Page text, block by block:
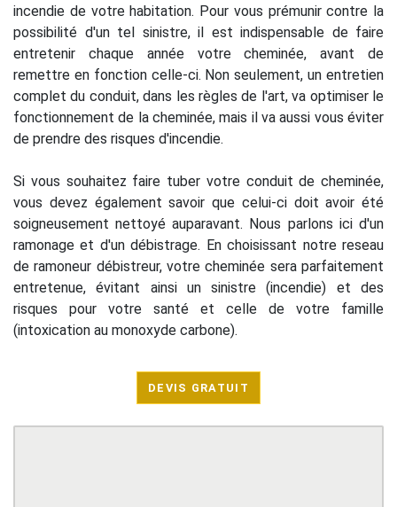
incendie de votre habitation. Pour vous prémunir contre la
possibilité d'un tel sinistre, il est indispensable de faire
entretenir chaque année votre cheminée, avant de
remettre en fonction celle-ci. Non seulement, un entretien
complet du conduit, dans les règles de l'art, va optimiser le
fonctionnement de la cheminée, mais il va aussi vous éviter
de prendre des risques d'incendie.
Si vous souhaitez faire tuber votre conduit de cheminée,
vous devez également savoir que celui-ci doit avoir été
soigneusement nettoyé auparavant. Nous parlons ici d'un
ramonage et d'un débistrage. En choisissant notre reseau
de ramoneur débistreur, votre cheminée sera parfaitement
entretenue, évitant ainsi un sinistre (incendie) et des
risques pour votre santé et celle de votre famille
(intoxication au monoxyde carbone).
DEVIS GRATUIT